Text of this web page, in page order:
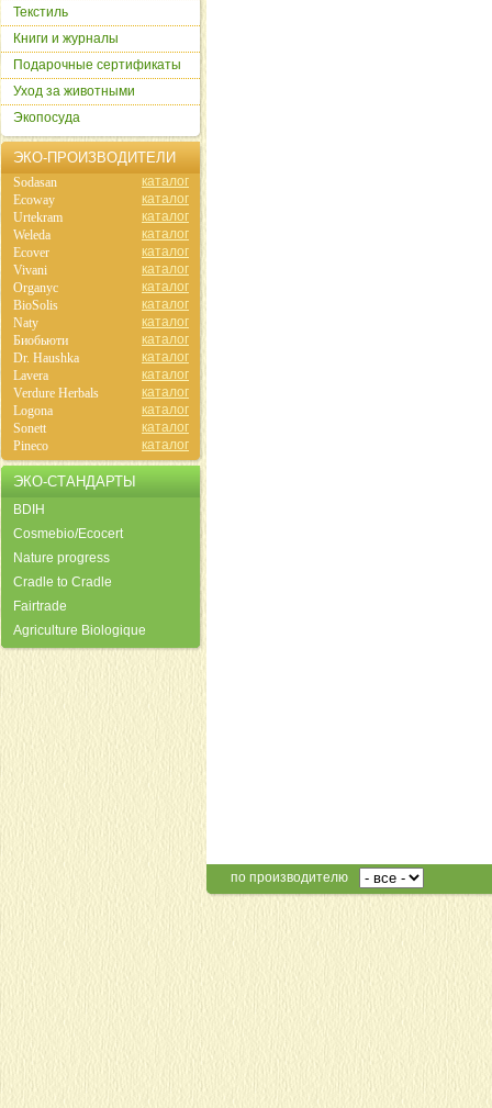
по производителю
Текстиль
Книги и журналы
Подарочные сертификаты
Уход за животными
Экопосуда
ЭКО-ПРОИЗВОДИТЕЛИ
Sodasan
каталог
Ecoway
каталог
Urtekram
каталог
Weleda
каталог
Ecover
каталог
Vivani
каталог
Organyc
каталог
BioSolis
каталог
Naty
каталог
Биобьюти
каталог
Dr. Haushka
каталог
Lavera
каталог
Verdure Herbals
каталог
Logona
каталог
Sonett
каталог
Pineco
каталог
ЭКО-СТАНДАРТЫ
BDIH
Cosmebio/Ecocert
Nature progress
Cradle to Cradle
Fairtrade
Agriculture Biologique